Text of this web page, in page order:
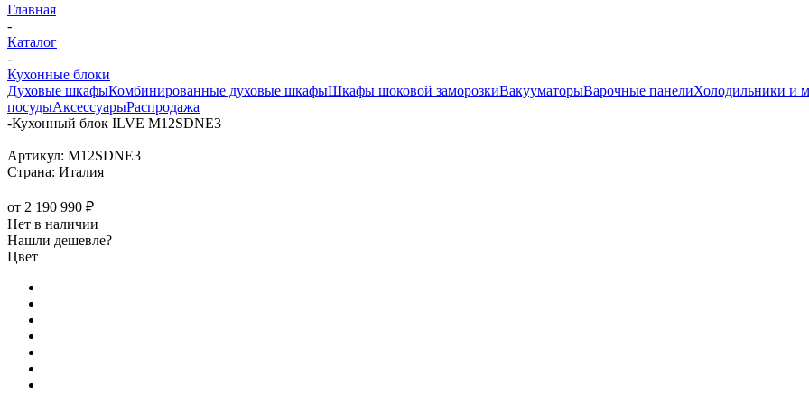
Главная
-
Каталог
-
Кухонные блоки
Духовые шкафыКомбинированные духовые шкафыШкафы шоковой заморозкиВакууматорыВарочные панелиХолодильники и
посудыАксессуарыРаспродажа
-Кухонный блок ILVE M12SDNE3
Артикул: M12SDNE3
Страна: Италия
от 2 190 990 ₽
Нет в наличии
Нашли дешевле?
Цвет